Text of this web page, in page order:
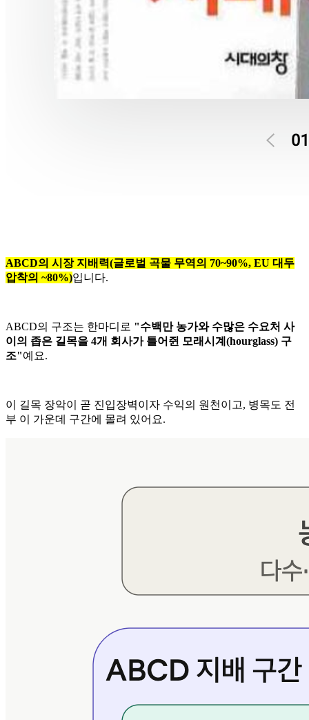
ABCD의 시장 지배력(글로벌 곡물 무역의 70~90%, EU 대두
압착의 ~80%)입니다.
ABCD의 구조는 한마디로 "수백만 농가와 수많은 수요처 사
이의 좁은 길목을 4개 회사가 틀어쥔 모래시계(hourglass) 구
조"예요.
이 길목 장악이 곧 진입장벽이자 수익의 원천이고, 병목도 전
부 이 가운데 구간에 몰려 있어요.